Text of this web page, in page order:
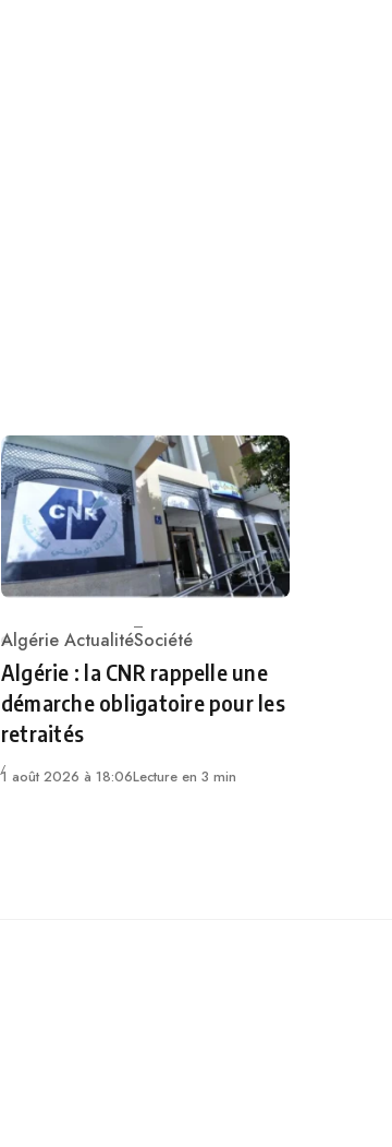
Category
Algérie ActualitéSociété
Algérie : la CNR rappelle une
démarche obligatoire pour les
retraités
1 août 2026 à 18:06Lecture en 3 min